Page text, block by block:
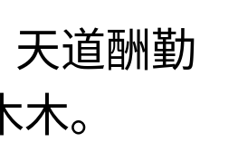
天道酬勤
。